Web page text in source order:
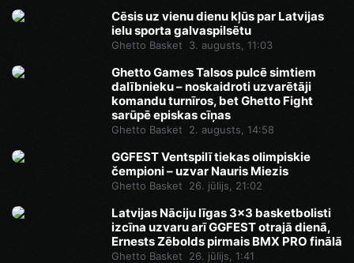
Cēsis uz vienu dienu kļūs par Latvijas
ielu sporta galvaspilsētu
Ghetto Basket 3. augusts, 11:03
Ghetto Games Talsos pulcē simtiem
dalībnieku – noskaidroti uzvarētāji
komandu turnīros, bet Ghetto Fight
sarūpē episkas cīņas
Ghetto Basket 2. augusts, 14:58
GGFEST Ventspilī tiekas olimpiskie
čempioni – uzvar Nauris Miezis
Ghetto Basket 26. jūlijs, 21:02
Latvijas Nāciju līgas 3x3 basketbolisti
izcīna uzvaru arī GGFEST otrajā dienā,
Ernests Zēbolds pirmais BMX PRO finālā
Ghetto Basket 26. jūlijs, 1:41